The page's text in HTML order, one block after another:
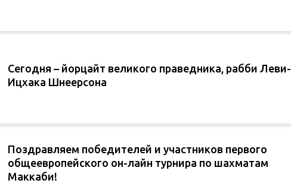
Сегодня – йорцайт великого праведника, рабби Леви-
Ицхака Шнеерсона
Поздравляем победителей и участников первого
общеевропейского он-лайн турнира по шахматам
Маккаби!